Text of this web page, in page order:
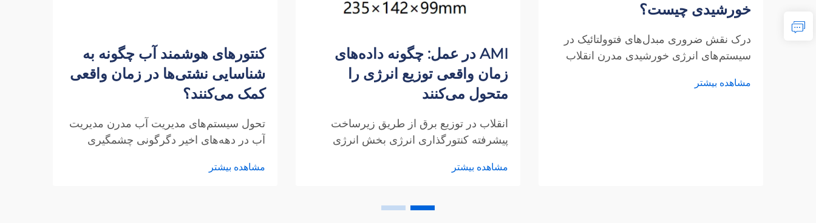
خورشیدی چیست؟
درک نقش ضروری مبدل‌های فتوولتائیک در
سیستم‌های انرژی خورشیدی مدرن انقلاب
برق را دگرگون کرده است و در هسته این
مشاهده بیشتر
AMI در عمل: چگونه داده‌های
زمان واقعی توزیع انرژی را
متحول می‌کنند
انقلاب در توزیع برق از طریق زیرساخت
پیشرفته کنتورگذاری انرژی بخش انرژی
کرده است. این سیستم پیشرفته...
مشاهده بیشتر
کنتورهای هوشمند آب چگونه به
شناسایی نشتی‌ها در زمان واقعی
کمک می‌کنند؟
تحول سیستم‌های مدیریت آب مدرن مدیریت
آب در دهه‌های اخیر دگرگونی چشمگیری
فناوری پیشرو، نحوه تشخیص و مدیریت
مشاهده بیشتر